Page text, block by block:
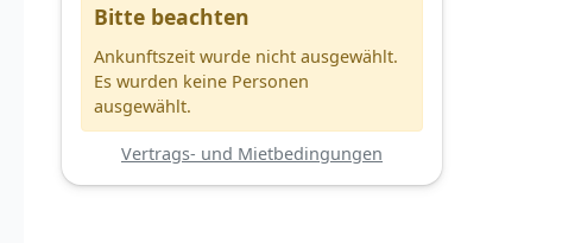
Bitte beachten
Ankunftszeit wurde nicht ausgewählt.
Es wurden keine Personen
ausgewählt.
Vertrags- und Mietbedingungen